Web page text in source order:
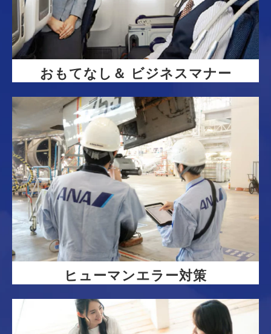
おもてなし＆ ビジネスマナー
ヒューマンエラー対策